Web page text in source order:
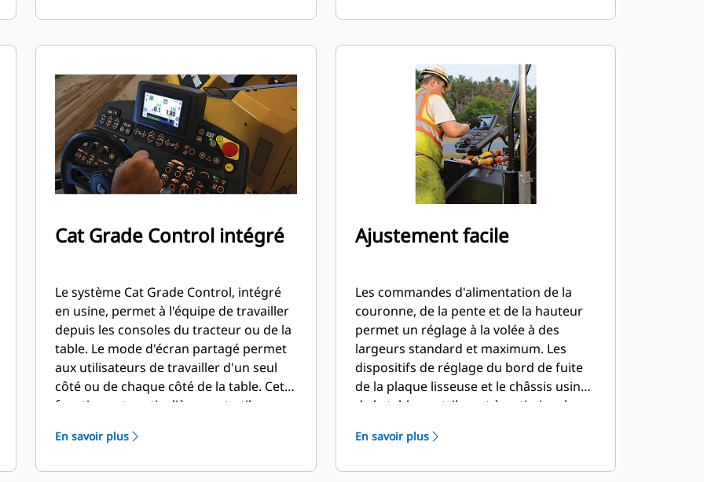
Cat Grade Control intégré
Le système Cat Grade Control, intégré
en usine, permet à l'équipe de travailler
depuis les consoles du tracteur ou de la
table. Le mode d'écran partagé permet
aux utilisateurs de travailler d'un seul
côté ou de chaque côté de la table. Cette
fonction est particulièrement utile pour
lorsque l'équipe est chargée de
En savoir plus
Ajustement facile
Les commandes d'alimentation de la
couronne, de la pente et de la hauteur
permet un réglage à la volée à des
largeurs standard et maximum. Les
dispositifs de réglage du bord de fuite
de la plaque lisseuse et le châssis usiné
de la table contribuent à optimiser la
procédures de nivellement.
En savoir plus